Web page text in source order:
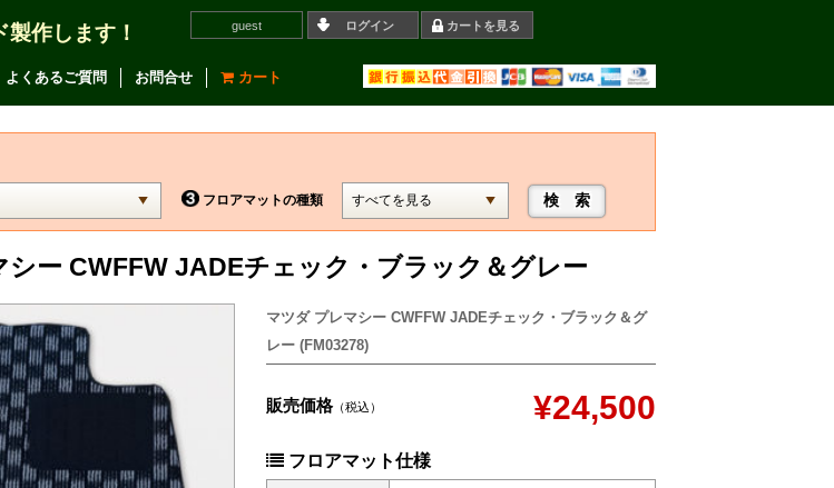
作します！ guest ログイン カートを見る
よくあるご質問 お問合せ カート
フロアマットの種類
シー CWFFW JADEチェック・ブラック＆グレー
マツダ プレマシー CWFFW JADEチェック・ブラック＆グ
レー (FM03278)
販売価格（税込） ¥24,500
フロアマット仕様